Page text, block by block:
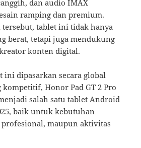
dan audio IMAX
ramping dan premium.
tersebut, tablet ini tidak hanya
berat, tetapi juga mendukung
konten digital.
ini dipasarkan secara global
kompetitif, Honor Pad GT 2 Pro
salah satu tablet Android
baik untuk kebutuhan
profesional, maupun aktivitas